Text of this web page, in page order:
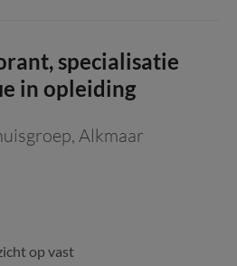
specialisatie
in opleiding
, Alkmaar
op vast